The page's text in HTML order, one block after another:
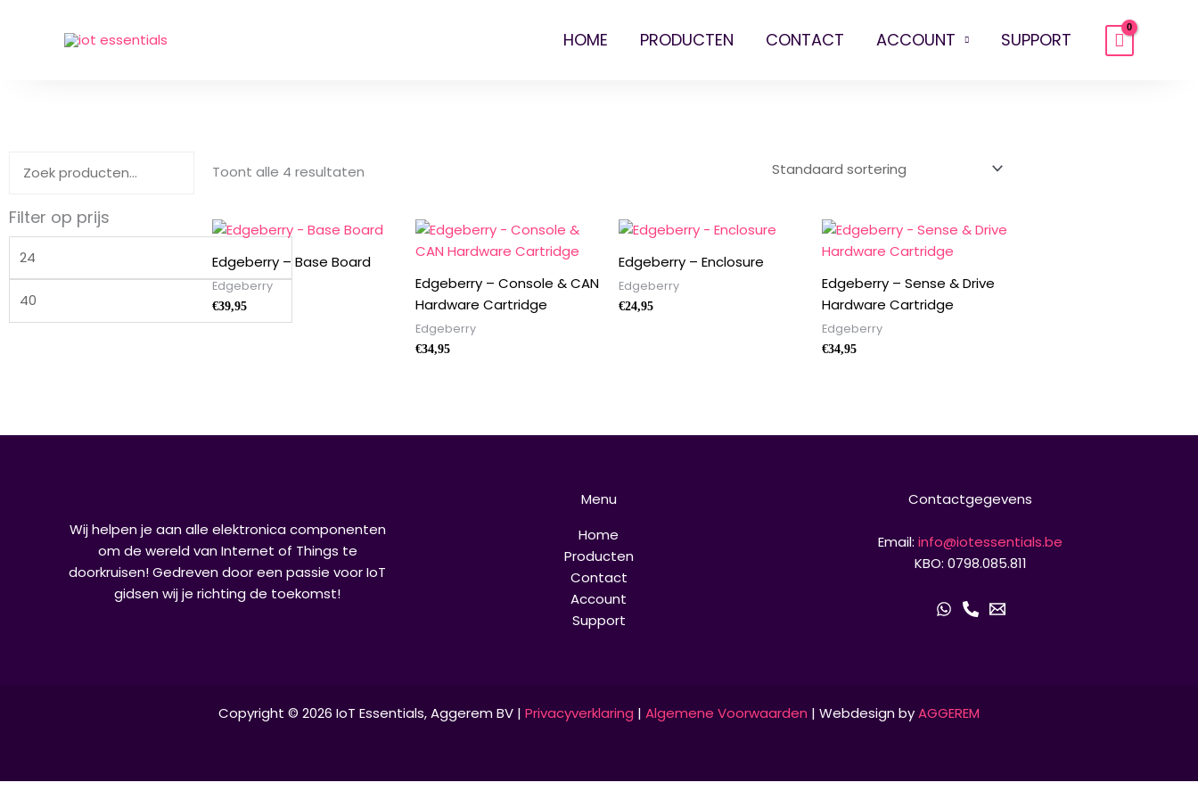
HOME PRODUCTEN CONTACT ACCOUNT SUPPORT
Filter op prijs
Toont alle 4 resultaten
Edgeberry – Base Board
Edgeberry
€39,95
Edgeberry – Console & CAN
Hardware Cartridge
Edgeberry
€34,95
Edgeberry – Enclosure
Edgeberry
€24,95
Edgeberry – Sense & Drive
Hardware Cartridge
Edgeberry
€34,95
Wij helpen je aan alle elektronica componenten
om de wereld van Internet of Things te
doorkruisen! Gedreven door een passie voor IoT
gidsen wij je richting de toekomst!
Menu
Home
Producten
Contact
Account
Support
Contactgegevens
Email:info@iotessentials.be
KBO: 0798.085.811
Copyright © 2026 IoT Essentials, Aggerem BV | Privacyverklaring | Algemene Voorwaarden | Webdesign byAGGEREM